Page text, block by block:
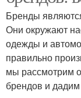
Бренды
Они окружают
одежды и
правильно
мы рассмотрим
брендов и